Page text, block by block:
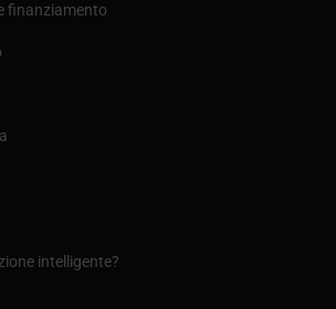
finanziamento
intelligente?